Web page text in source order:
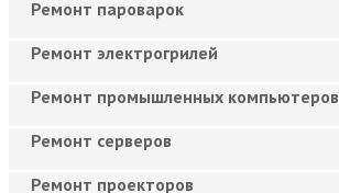
Ремонт пароварок
Ремонт электрогрилей
Ремонт промышленных компьютеров
Ремонт серверов
Ремонт проекторов